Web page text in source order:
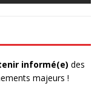
informé(e) des
majeurs !